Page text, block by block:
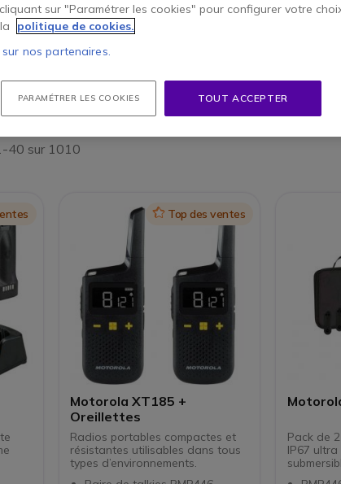
licence
40 sur 1010
IconTop des ventes
Motorola XT185 +
Oreillettes
Radios portables compactes et
résistantes utilisables dans tous
types d’environnements.
Pack de
IP67
sur "Paramétrer les cookies" pour configurer votre
politique de cookies.
nos partenaires.
PARAMÉTRER LES COOKIES TOUT ACCEPTER